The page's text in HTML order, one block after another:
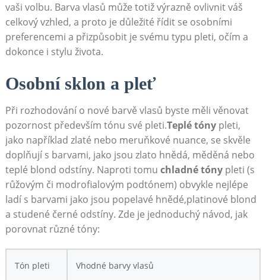
vaši volbu. Barva ⁢vlasů může totiž výrazně ovlivnit ​váš
celkový vzhled, a proto je důležité ​řídit se ⁣osobními
preferencemi⁣ a přizpůsobit je svému typu pleti, očím a
dokonce ‌i stylu života.
Osobní⁤ sklon a pleť
Při rozhodování⁣ o nové barvě vlasů byste měli věnovat
pozornost především ⁤tónu​ své pleti.Teplé ⁣tónypleti,
⁢jako například zlaté‍ nebo meruňkové nuance, se skvěle
doplňují s⁤ barvami, jako ⁣jsou zlato hnědá, měděná nebo
teplé blond⁤ odstíny.⁤ Naproti tomu​ chladné tónypleti (s
růžovým ⁢či modrofialovým​ podtónem)‍ obvykle nejlépe⁤
ladí ‍s barvami jako jsou popelavé hnědé,platinové blond
‌a studené černé odstíny.⁢ Zde ⁢je jednoduchý návod, jak
⁢porovnat ⁣různé tóny: ‌
Tón pleti Vhodné ⁣barvy ⁢vlasů